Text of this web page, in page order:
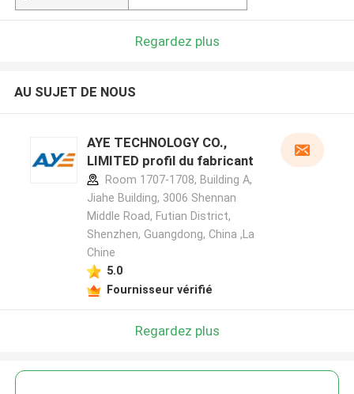
Regardez plus
AU SUJET DE NOUS
AYE TECHNOLOGY CO.,
LIMITED profil du fabricant
Room 1707-1708, Building A,
Jiahe Building, 3006 Shennan
Middle Road, Futian District,
Shenzhen, Guangdong, China ,La
Chine
5.0
Fournisseur vérifié
Regardez plus